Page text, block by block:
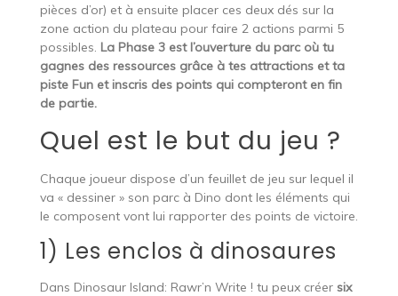
pièces d’or) et à ensuite placer ces deux dés sur la
zone action du plateau pour faire 2 actions parmi 5
possibles. La Phase 3 est l’ouverture du parc où tu
gagnes des ressources grâce à tes attractions et ta
piste Fun et inscris des points qui compteront en fin
de partie.
Quel est le but du jeu ?
Chaque joueur dispose d’un feuillet de jeu sur lequel il
va « dessiner » son parc à Dino dont les éléments qui
le composent vont lui rapporter des points de victoire.
1) Les enclos à dinosaures
Dans Dinosaur Island: Rawr’n Write ! tu peux créer six